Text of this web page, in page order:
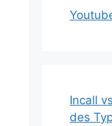
Incall
des